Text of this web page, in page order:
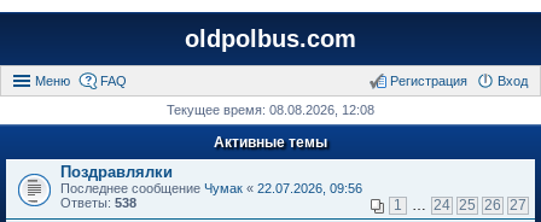
oldpolbus.com
Меню FAQ Вход
Регистрация
Текущее время: 08.08.2026, 12:08
Активные темы
Поздравлялки
Последнее сообщение Чумак « 22.07.2026, 09:56
Ответы: 538 1 … 24 25 26 27